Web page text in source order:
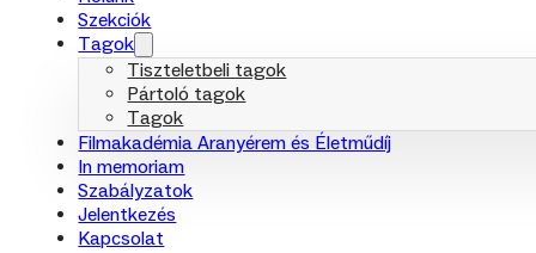
Szekciók
Tagok
Tiszteletbeli tagok
Pártoló tagok
Tagok
Filmakadémia Aranyérem és Életműdíj
In memoriam
Szabályzatok
Jelentkezés
Kapcsolat